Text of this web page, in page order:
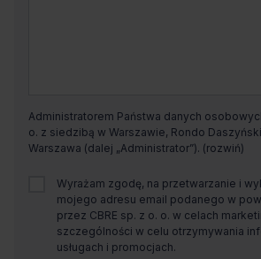
Administratorem Państwa danych
o. z siedzibą w Warszawie, Rondo
Warszawa (dalej „Administrator”).
Wyrażam zgodę, na przetwarzanie i
mojego adresu email podanego w
przez CBRE sp. z o. o. w celach
szczególności w celu otrzymywania
usługach i promocjach.